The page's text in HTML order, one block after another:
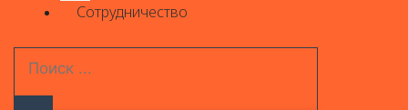
Сотрудничество